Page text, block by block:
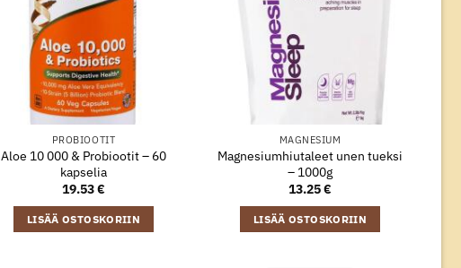
PROBIOOTIT
Aloe 10 000 & Probiootit – 60
kapselia
19.53€
LISÄÄ OSTOSKORIIN
MAGNESIUM
Magnesiumhiutaleet unen tueksi
– 1000g
13.25€
LISÄÄ OSTOSKORIIN